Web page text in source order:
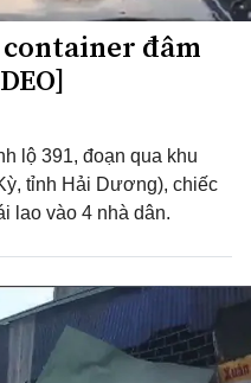
đâm
lộ 391, đoạn qua khu
tỉnh Hải Dương), chiếc
lao vào 4 nhà dân.